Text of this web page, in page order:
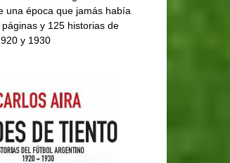
una época que jamás había
y 125 historias de
y 1930